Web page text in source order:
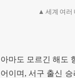
▲ 세계 여러
아마도 모르긴 해도
어이며 , 서구 출신